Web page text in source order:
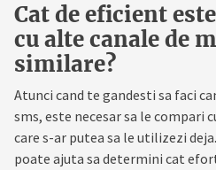
Cat de eficient
cu alte canale de
similare?
Atunci cand te gandesti sa faci
sms, este necesar sa le compari
care s-ar putea sa le utilizezi
poate ajuta sa determini cat